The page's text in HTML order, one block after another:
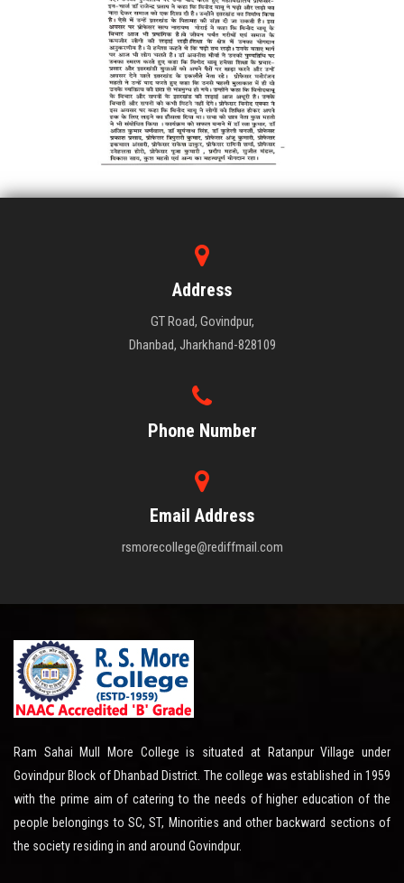
Address
GT Road, Govindpur,
Dhanbad, Jharkhand-828109
Phone Number
Email Address
rsmorecollege@rediffmail.com
Ram Sahai Mull More College is situated at Ratanpur Village under
Govindpur Block of Dhanbad District. The college was established in 1959
with the prime aim of catering to the needs of higher education of the
people belongings to SC, ST, Minorities and other backward sections of
the society residing in and around Govindpur.